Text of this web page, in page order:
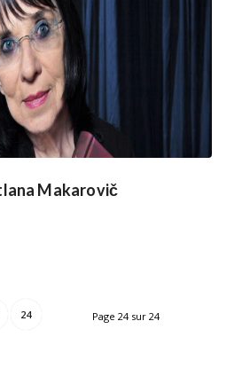
Makarovič
Page 24 sur 24
24